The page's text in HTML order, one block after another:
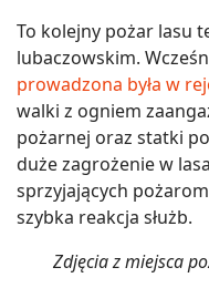
To kolejny pożar lasu
lubaczowskim.
prowadzona była w
walki z ogniem
pożarnej oraz statki
duże zagrożenie w
sprzyjających
szybka reakcja służb.
Zdjęcia z miejsca